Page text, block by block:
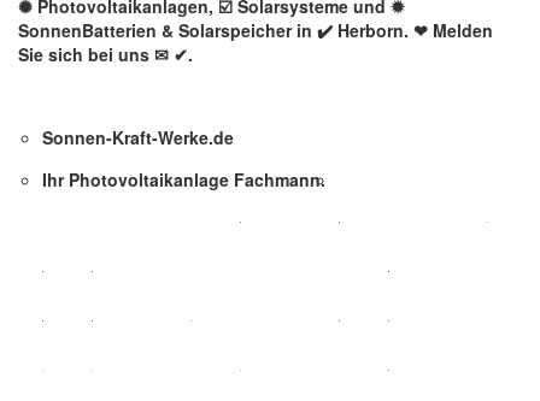
✺ Photovoltaikanlagen, ☑️ Solarsysteme und ✹
SonnenBatterien & Solarspeicher in ✔️ Herborn. ❤ Melden
Sie sich bei uns ✉ ✔.
Sonnen-Kraft-Werke.de
Ihr Photovoltaikanlage Fachmann.